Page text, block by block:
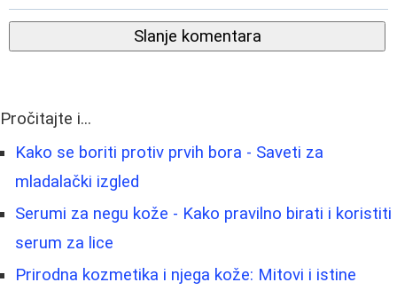
Slanje komentara
Pročitajte i...
Kako se boriti protiv prvih bora - Saveti za
mladalački izgled
Serumi za negu kože - Kako pravilno birati i koristiti
serum za lice
Prirodna kozmetika i njega kože: Mitovi i istine